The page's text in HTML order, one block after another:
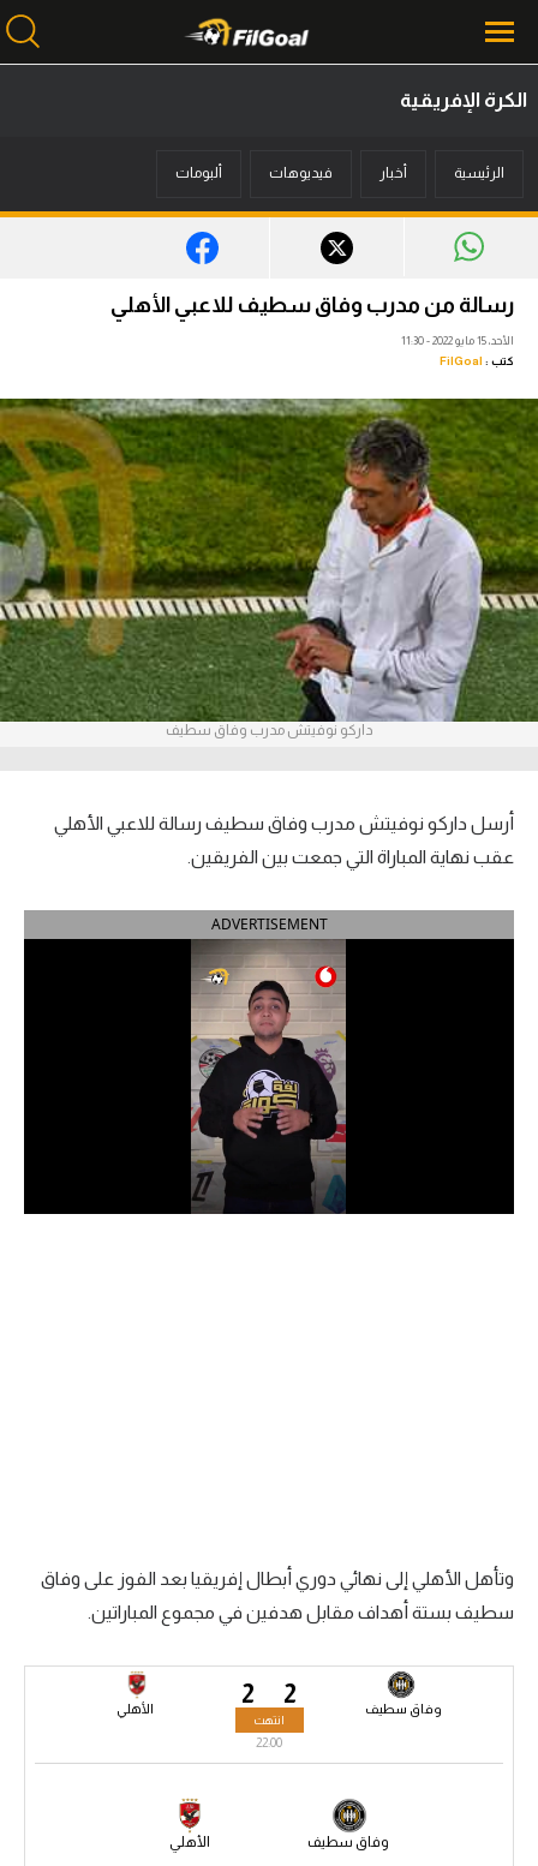
أخبار
ميركاتو
مسابقة التوقعات
فيديوهات
عدسات
آراء حرة
ركن الألعاب
بطولات
الدوري الإنجليزي الممتاز
الدوري السعودي للمحترفين
منتخب مصر
الدوري الإنجليزي
الكرة الإفريقية
الرئيسية أخبار فيديوهات ألبومات
رسالة من مدرب وفاق سطيف للاعبي الأهلي
الأحد، 15 مايو 2022 - 11:30
كتب : FilGoal
داركو نوفيتش مدرب وفاق سطيف
أرسل داركو نوفيتش مدرب وفاق سطيف رسالة للاعبي الأهلي
عقب نهاية المباراة التي جمعت بين الفريقين.
ADVERTISEMENT
وتأهل الأهلي إلى نهائي دوري أبطال إفريقيا بعد الفوز على وفاق
سطيف بستة أهداف مقابل هدفين في مجموع المباراتين.
2 وفاق سطيف 2 الأهلي
انتهت
22:00
وفاق سطيف الأهلي